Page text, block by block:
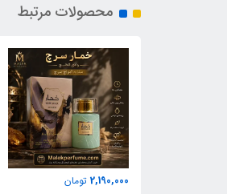
محصولات مرتبط
2,190,000 تومان